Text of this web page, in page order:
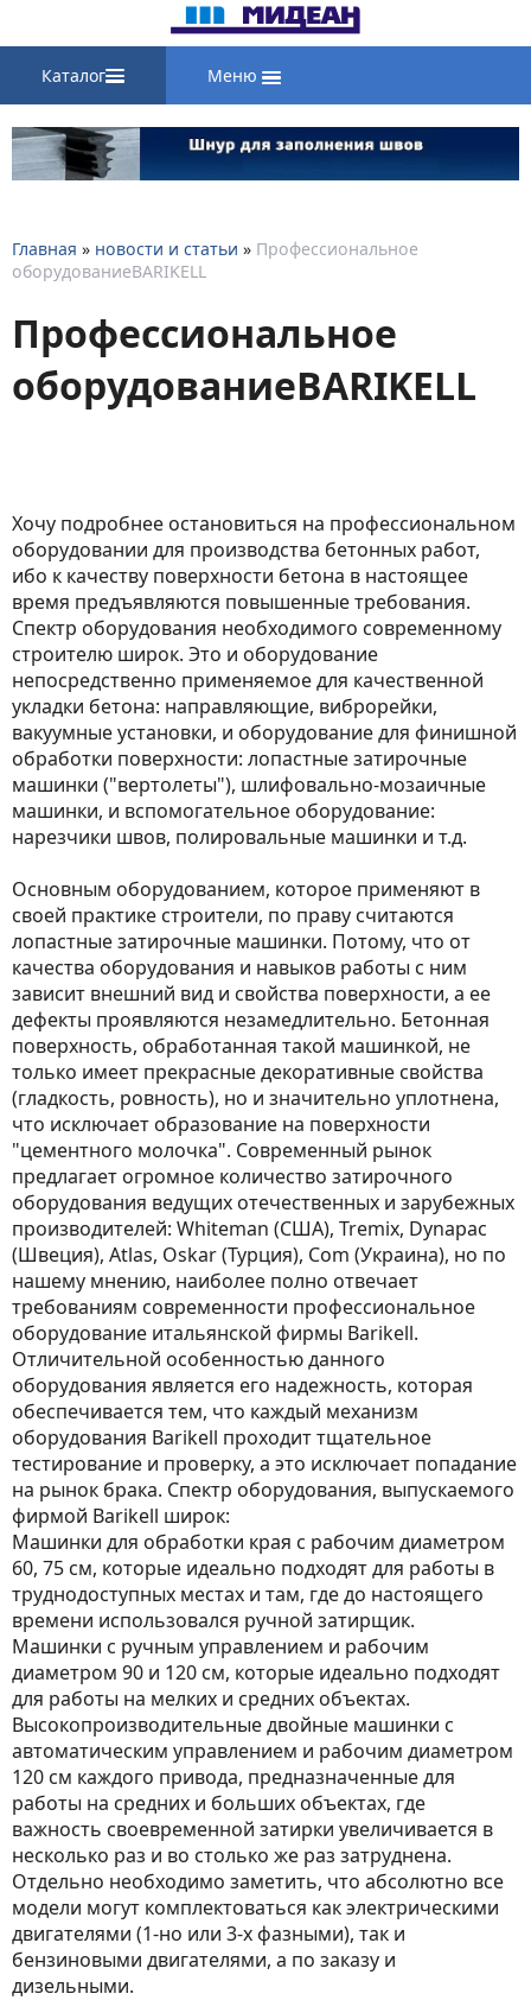
Каталог Меню
Главная » новости и статьи » Профессиональное
оборудованиеBARIKELL
Профессиональное
оборудованиеBARIKELL
Хочу подробнее остановиться на профессиональном
оборудовании для производства бетонных работ,
ибо к качеству поверхности бетона в настоящее
время предъявляются повышенные требования.
Спектр оборудования необходимого современному
строителю широк. Это и оборудование
непосредственно применяемое для качественной
укладки бетона: направляющие, виброрейки,
вакуумные установки, и оборудование для финишной
обработки поверхности: лопастные затирочные
машинки ("вертолеты"), шлифовально-мозаичные
машинки, и вспомогательное оборудование:
нарезчики швов, полировальные машинки и т.д.
Основным оборудованием, которое применяют в
своей практике строители, по праву считаются
лопастные затирочные машинки. Потому, что от
качества оборудования и навыков работы с ним
зависит внешний вид и свойства поверхности, а ее
дефекты проявляются незамедлительно. Бетонная
поверхность, обработанная такой машинкой, не
только имеет прекрасные декоративные свойства
(гладкость, ровность), но и значительно уплотнена,
что исключает образование на поверхности
"цементного молочка". Современный рынок
предлагает огромное количество затирочного
оборудования ведущих отечественных и зарубежных
производителей: Whiteman (США), Tremix, Dynapac
(Швеция), Atlas, Oskar (Турция), Сom (Украина), но по
нашему мнению, наиболее полно отвечает
требованиям современности профессиональное
оборудование итальянской фирмы Barikell.
Отличительной особенностью данного
оборудования является его надежность, которая
обеспечивается тем, что каждый механизм
оборудования Barikell проходит тщательное
тестирование и проверку, а это исключает попадание
на рынок брака. Спектр оборудования, выпускаемого
фирмой Barikell широк:
Машинки для обработки края с рабочим диаметром
60, 75 см, которые идеально подходят для работы в
труднодоступных местах и там, где до настоящего
времени использовался ручной затирщик.
Машинки с ручным управлением и рабочим
диаметром 90 и 120 см, которые идеально подходят
для работы на мелких и средних объектах.
Высокопроизводительные двойные машинки с
автоматическим управлением и рабочим диаметром
120 см каждого привода, предназначенные для
работы на средних и больших объектах, где
важность своевременной затирки увеличивается в
несколько раз и во столько же раз затруднена.
Отдельно необходимо заметить, что абсолютно все
модели могут комплектоваться как электрическими
двигателями (1-но или 3-х фазными), так и
бензиновыми двигателями, а по заказу и
дизельными.